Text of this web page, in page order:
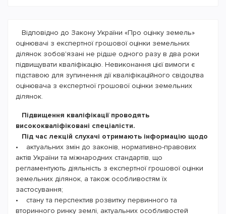
063-158-13-94
ntei_cntei@ukr.net
Копія паспорта (1,2,11 стор.)
Копія кваліфікаційного свідоцтва оцінювача(або
сертифіката)
Копія попереднього посвідчення про підвищення
кваліфікації
Фото 3х4 (кольорове)
Відповідно до Закону України «Про оцінку земель»
оцінювачі з експертної грошової оцінки земельних
ділянок зобов'язані не рідше одного разу в два роки
підвищувати кваліфікацію. Невиконання цієї вимоги є
підставою для зупинення дії кваліфікаційного свідоцтва
оцінювача з експертної грошової оцінки земельних
ділянок.
Підвищення кваліфікації проводять
висококваліфіковані спеціалісти.
Під час лекцій слухачі отримають інформацію щодо
• актуальних змін до законів, нормативно-правових
актів України та міжнародних стандартів, що
регламентують діяльність з експертної грошової оцінки
земельних ділянок, а також особливостям їх
застосування;
• стану та перспектив розвитку первинного та
вторинного ринку землі, актуальних особливостей